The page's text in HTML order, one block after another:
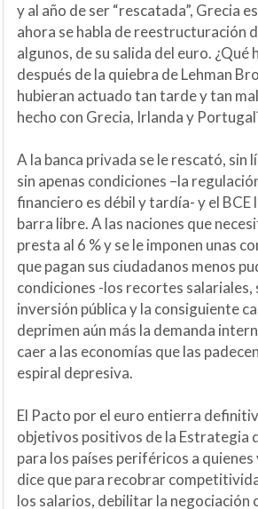
y al año de ser “rescatada”, Grecia
ahora se habla de reestructuración
algunos, de su salida del euro. ¿Qué
después de la quiebra de Lehman
hubieran actuado tan tarde y tan
hecho con Grecia, Irlanda y
A la banca privada se le rescató, sin
sin apenas condiciones –la
financiero es débil y tardía- y el BCE
barra libre. A las naciones que
presta al 6 % y se le imponen unas
que pagan sus ciudadanos menos
condiciones -los recortes salariales,
inversión pública y la consiguiente
deprimen aún más la demanda
caer a las economías que las
espiral depresiva.
El Pacto por el euro entierra
objetivos positivos de la Estrategia
para los países periféricos a
dice que para recobrar
los salarios, debilitar la negociación